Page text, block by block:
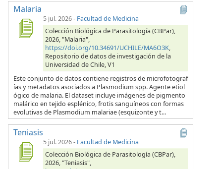
Malaria
5 jul. 2026- Facultad de Medicina
Colección Biológica de Parasitología (CBPar),
2026, "Malaria",
https://doi.org/10.34691/UCHILE/MA6O3K,
Repositorio de datos de investigación de la
Universidad de Chile, V1
Este conjunto de datos contiene registros de microfotograf
ías y metadatos asociados a Plasmodium spp. Agente etiol
ógico de malaria. El dataset incluye imágenes de pigmento
malárico en tejido esplénico, frotis sanguíneos con formas
evolutivas de Plasmodium malariae (esquizonte y t...
Teniasis
5 jul. 2026- Facultad de Medicina
Colección Biológica de Parasitología (CBPar),
2026, "Teniasis",